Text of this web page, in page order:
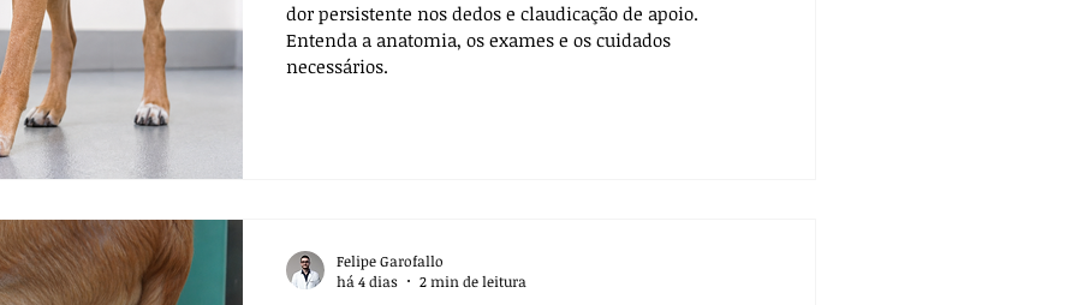
dor persistente nos dedos e claudicação de apoio.
Entenda a anatomia, os exames e os cuidados
necessários.
Felipe Garofallo
há 4 dias
2 min de leitura